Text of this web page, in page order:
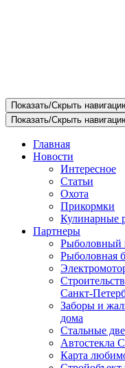
Показать/Скрыть
Показать/Скрыть
Главная
Новости
Интересное
Статьи
Охота
Прикормки
Кулинарные
Партнеры
Рыболовный
Рыболовная
Санкт-
Заборы и
дома
Стальные
Автостекла
Карта